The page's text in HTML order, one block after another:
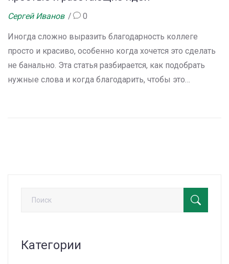
Сергей Иванов 0
Иногда сложно выразить благодарность коллеге
просто и красиво, особенно когда хочется это сделать
не банально. Эта статья разбирается, как подобрать
нужные слова и когда благодарить, чтобы это
Категории